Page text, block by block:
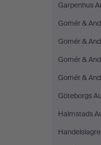
Garpenhus
Gomér &
Gomér &
Gomér &
Gomér &
Göteborgs
Halmstads